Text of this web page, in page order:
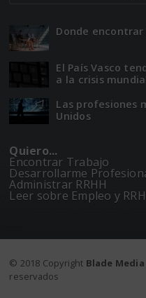
Donde
El Paí­­s Vasco
a la crisis
Las profesiones
Unidos
Quiero...
Encontrar Trabajo
Desarrollarme
Administrar RRHH
Leer sobre Empleo y
© 2018 Copyright Blade Media
reservados